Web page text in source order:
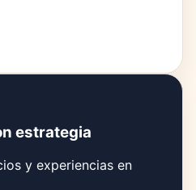
estrategia
y experiencias en